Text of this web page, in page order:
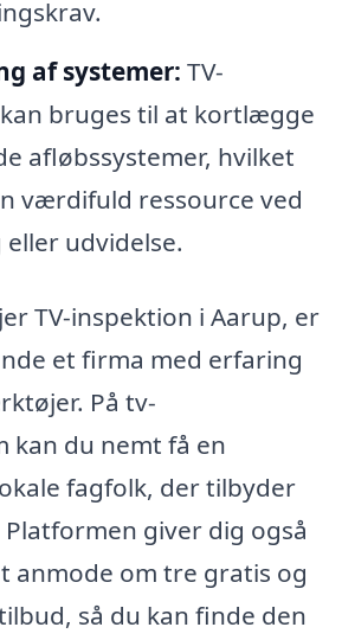
af systemer: TV-
bruges til at kortlægge
afløbssystemer, hvilket
værdifuld ressource ved
udvidelse.
TV-inspektion i Aarup, er
et firma med erfaring
På tv-
kan du nemt få en
fagfolk, der tilbyder
giver dig også
anmode om tre gratis og
så du kan finde den